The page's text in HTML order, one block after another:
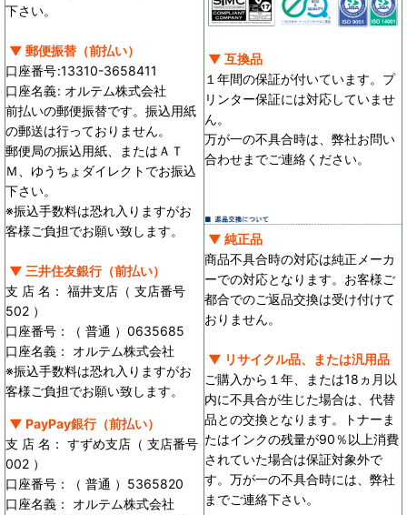
下さい。
▼ 郵便振替（前払い）
口座番号:13310-3658411
口座名義: オルテム株式会社
前払いの郵便振替です。振込用紙
の郵送は行っておりません。
郵便局の振込用紙、またはＡＴ
Ｍ、ゆうちょダイレクトでお振込
下さい。
※振込手数料は恐れ入りますがお
客様ご負担でお願い致します。
▼ 三井住友銀行（前払い）
支 店 名： 福井支店（ 支店番号
502 ）
口座番号：（ 普通 ）0635685
口座名義： オルテム株式会社
※振込手数料は恐れ入りますがお
客様ご負担でお願い致します。
▼ PayPay銀行（前払い）
支 店 名： すずめ支店（ 支店番号
002 ）
口座番号：（ 普通 ）5365820
口座名義： オルテム株式会社
▼ 互換品
１年間の保証が付いています。プ
リンター保証には対応していませ
ん。
万が一の不具合時は、弊社お問い
合わせまでご連絡ください。
▼ 純正品
商品不具合時の対応は純正メーカ
ーでの対応となります。お客様ご
都合でのご返品交換は受け付けて
おりません。
▼ リサイクル品、または汎用品
ご購入から１年、または18ヵ月以
内に不具合が生じた場合は、代替
品との交換となります。トナーま
たはインクの残量が90％以上消費
されていた場合は保証対象外で
す。万が一の不具合時には、弊社
までご連絡下さい。